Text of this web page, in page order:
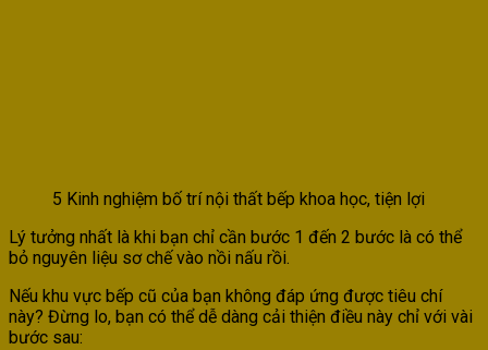
5 Kinh nghiệm bố trí nội thất bếp khoa học, tiện lợi
Lý tưởng nhất là khi bạn chỉ cần bước 1 đến 2 bước là có thể
bỏ nguyên liệu sơ chế vào nồi nấu rồi.
Nếu khu vực bếp cũ của bạn không đáp ứng được tiêu chí
này? Đừng lo, bạn có thể dễ dàng cải thiện điều này chỉ với vài
bước sau: